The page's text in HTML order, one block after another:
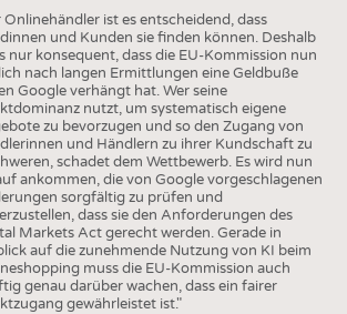
Onlinehändler ist es entscheidend, dass
und Kunden sie finden können. Deshalb
nur konsequent, dass die EU-Kommission nun
nach langen Ermittlungen eine Geldbuße
Google verhängt hat. Wer seine
nutzt, um systematisch eigene
zu bevorzugen und so den Zugang von
und Händlern zu ihrer Kundschaft zu
schadet dem Wettbewerb. Es wird nun
ankommen, die von Google vorgeschlagenen
sorgfältig zu prüfen und
dass sie den Anforderungen des
Markets Act gerecht werden. Gerade in
auf die zunehmende Nutzung von KI beim
muss die EU-Kommission auch
genau darüber wachen, dass ein fairer
gewährleistet ist."